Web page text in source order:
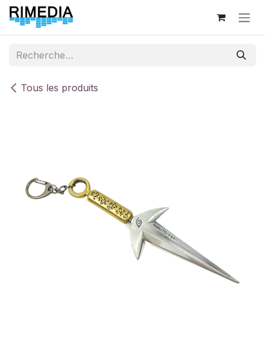
Se rendre au contenu
Tous les produits